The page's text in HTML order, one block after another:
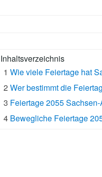
Inhaltsverzeichnis
1 Wie viele Feiertage hat
2 Wer bestimmt die
3 Feiertage 2055
4 Bewegliche Feiertage